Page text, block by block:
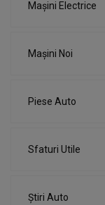
Mașini Electrice
Mașini Noi
Piese Auto
Sfaturi Utile
Știri Auto